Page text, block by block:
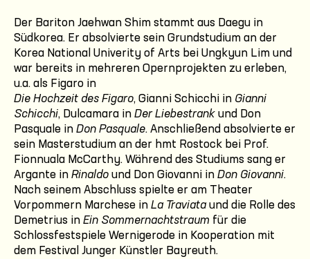
Der Bariton Jaehwan Shim stammt aus Daegu in
Südkorea. Er absolvierte sein Grundstudium an der
Korea National Univerity of Arts bei Ungkyun Lim und
war bereits in mehreren Opernprojekten zu erleben,
u.a. als Figaro in
Die Hochzeit des Figaro, Gianni Schicchi in Gianni
Schicchi, Dulcamara in Der Liebestrank und Don
Pasquale in Don Pasquale. Anschließend absolvierte er
sein Masterstudium an der hmt Rostock bei Prof.
Fionnuala McCarthy. Während des Studiums sang er
Argante in Rinaldo und Don Giovanni in Don Giovanni.
Nach seinem Abschluss spielte er am Theater
Vorpommern Marchese in La Traviataund die Rolle des
Demetrius in Ein Sommernachtstraum für die
Schlossfestspiele Wernigerode in Kooperation mit
dem Festival Junger Künstler Bayreuth.